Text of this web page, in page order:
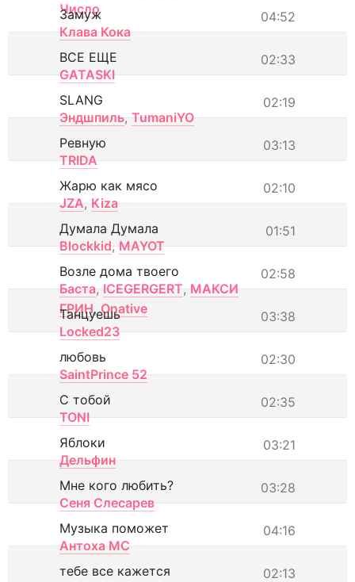
Число
04:52
Замуж
Клава Кока
02:33
ВСЕ ЕЩЕ
GATASKI
02:19
SLANG
Эндшпиль, TumaniYO
03:13
Ревную
TRIDA
02:10
Жарю как мясо
JZA, Kiza
01:51
Думала Думала
Blockkid, MAYOT
02:58
Возле дома твоего
Баста, ICEGERGERT, МАКСИ
ГРИН, Onative 03:38
Танцуешь
Locked23
02:30
любовь
SaintPrince 52
02:35
С тобой
TONI
03:21
Яблоки
Дельфин
03:28
Мне кого любить?
Сеня Слесарев
04:16
Музыка поможет
Антоха МС
02:13
тебе все кажется